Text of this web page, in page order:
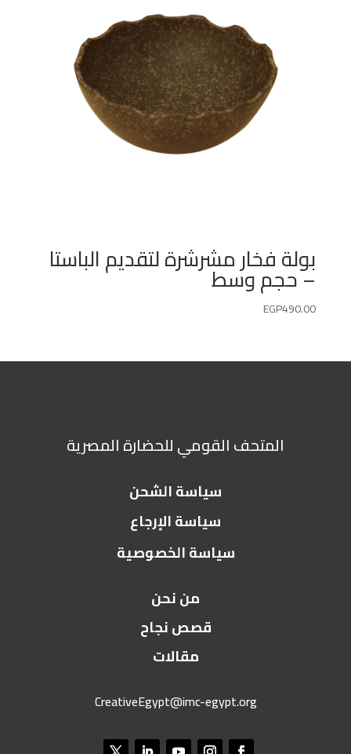
بولة فخار مشرشرة لتقديم الباستا
– حجم وسط
EGP490.00
المتحف القومي للحضارة المصرية
سياسة الشحن
سياسة الإرجاع
سياسة الخصوصية
من نحن
قصص نجاح
مقالات
CreativeEgypt@imc-egypt.org